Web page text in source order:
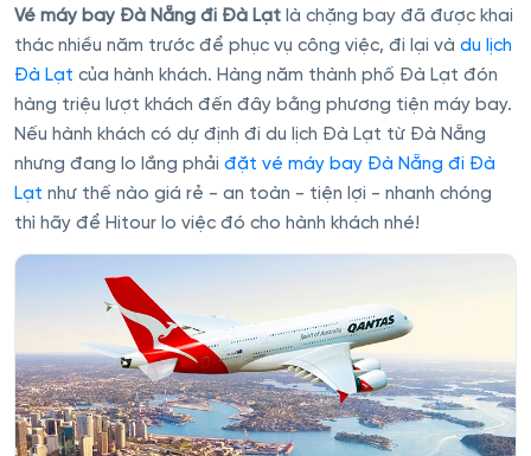
Vé máy bay Đà Nẵng đi Đà Lạt là chặng bay đã được khai
thác nhiều năm trước để phục vụ công việc, đi lại và du lịch
Đà Lạt của hành khách. Hàng năm thành phố Đà Lạt đón
hàng triệu lượt khách đến đây bằng phương tiện máy bay.
Nếu hành khách có dự định đi du lịch Đà Lạt từ Đà Nẵng
nhưng đang lo lắng phải đặt vé máy bay Đà Nẵng đi Đà
Lạt như thế nào giá rẻ - an toàn - tiện lợi - nhanh chóng
thì hãy để Hitour lo việc đó cho hành khách nhé!